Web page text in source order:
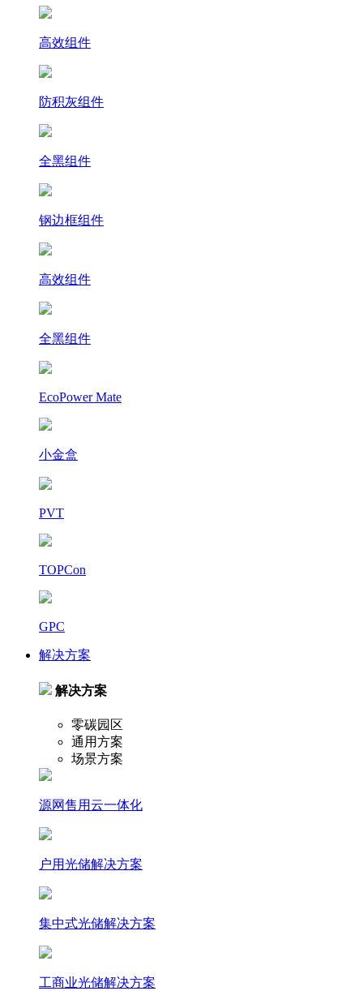
高效组件
防积灰组件
全黑组件
钢边框组件
高效组件
全黑组件
EcoPower Mate
小金盒
PVT
TOPCon
GPC
解决方案
解决方案
零碳园区
通用方案
场景方案
源网售用云一体化
户⽤光储解决⽅案
集中式光储解决⽅案
⼯商业光储解决⽅案